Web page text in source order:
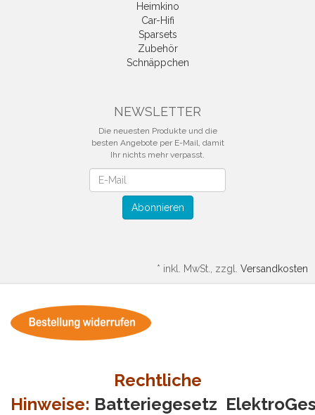
Heimkino
Car-Hifi
Sparsets
Zubehör
Schnäppchen
NEWSLETTER
Die neuesten Produkte und die
besten Angebote per E-Mail, damit
Ihr nichts mehr verpasst.
Abonnieren
* inkl. MwSt., zzgl. Versandkosten
Rechtliche
Hinweise: Batteriegesetz